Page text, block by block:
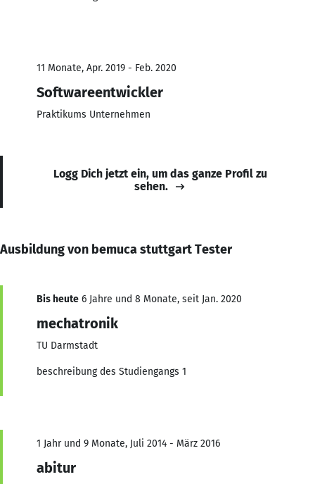
11 Monate, Apr. 2019 - Feb. 2020
Softwareentwickler
Praktikums Unternehmen
Logg Dich jetzt ein, um das ganze Profil zu
sehen.
Ausbildung von bemuca stuttgart Tester
Bis heute 6 Jahre und 8 Monate, seit Jan. 2020
mechatronik
TU Darmstadt
beschreibung des Studiengangs 1
1 Jahr und 9 Monate, Juli 2014 - März 2016
abitur